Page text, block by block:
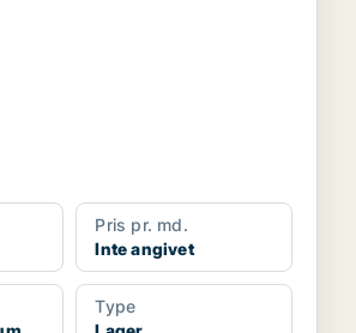
Pris pr. md.
Inte angivet
Type